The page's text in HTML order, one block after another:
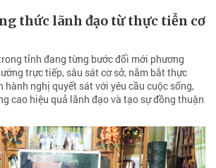
thức lãnh đạo từ thực tiễn cơ
tỉnh đang từng bước đổi mới phương
trực tiếp, sâu sát cơ sở, nắm bắt thực
hành nghị quyết sát với yêu cầu cuộc sống,
cao hiệu quả lãnh đạo và tạo sự đồng thuận